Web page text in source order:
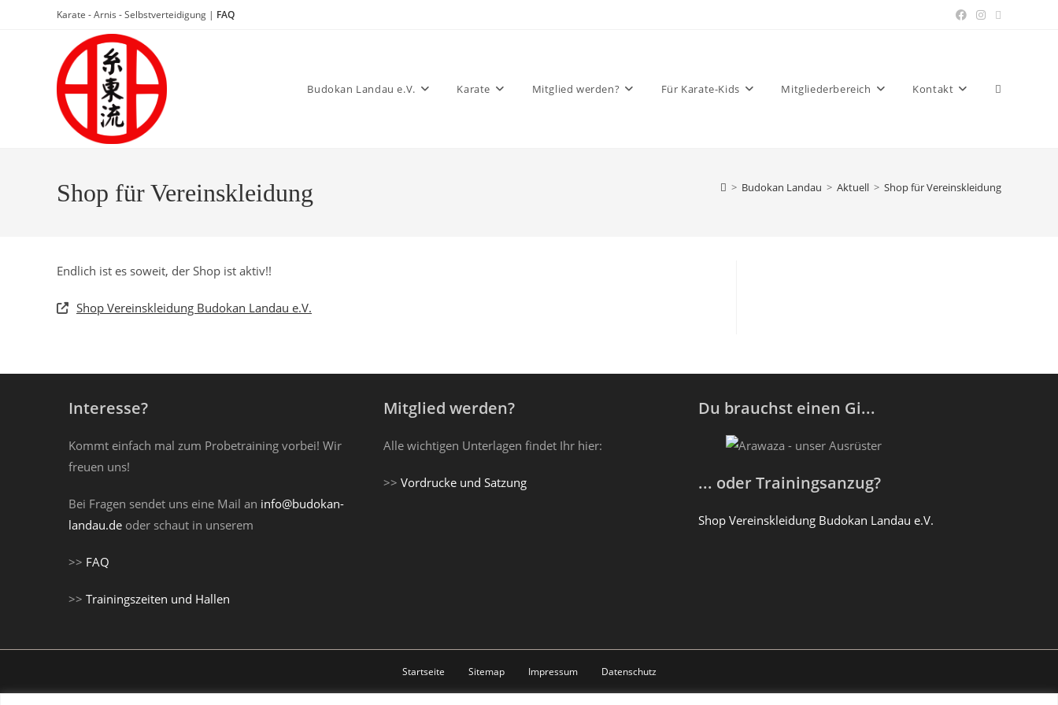
Karate - Arnis - Selbstverteidigung | FAQ
Budokan Landau e.V. Karate Mitglied werden? Für Karate-Kids Mitgliederbereich Kontakt Website-
Shop für Vereinskleidung > Budokan Landau > Aktuell > Shop für Vereinskleidung
Endlich ist es soweit, der Shop ist aktiv!!
Shop Vereinskleidung Budokan Landau e.V.
Interesse?
Kommt einfach mal zum Probetraining vorbei! Wir
freuen uns!
Bei Fragen sendet uns eine Mail an info@budokan-
landau.de oder schaut in unserem
>> FAQ
>> Trainingszeiten und Hallen
Mitglied werden?
Alle wichtigen Unterlagen findet Ihr hier:
>> Vordrucke und Satzung
Du brauchst einen Gi...
... oder Trainingsanzug?
Shop Vereinskleidung Budokan Landau e.V.
Startseite Sitemap Impressum
Datenschutz